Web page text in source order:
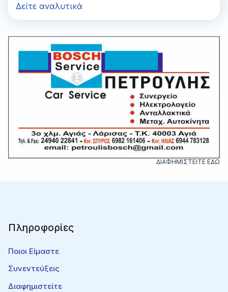
Δείτε αναλυτικά
ΔΙΑΦΗΜΙΣΤΕΙΤΕ ΕΔΩ
Πληροφορίες
Ποιοι Είμαστε
Συνεντεύξεις
Διαφημιστείτε